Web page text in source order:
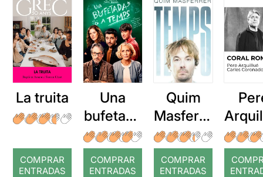
La truita
COMPRAR
ENTRADAS
Una
bufetada
a temps
COMPRAR
ENTRADAS
Quim
Masferre
r: Temps
COMPRAR
ENTRADAS
: